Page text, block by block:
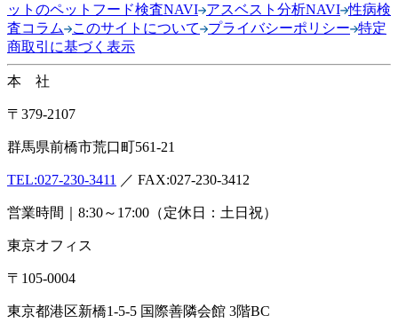
ットのペットフード検査NAVI アスベスト分析NAVI 性病検
査コラム
このサイトについて プライバシーポリシー 特定
商取引に基づく表示
本 社
〒379-2107
群馬県前橋市荒口町561-21
TEL:027-230-3411 ／ FAX:027-230-3412
営業時間｜8:30～17:00（定休日：土日祝）
東京オフィス
〒105-0004
東京都港区新橋1-5-5 国際善隣会館 3階BC